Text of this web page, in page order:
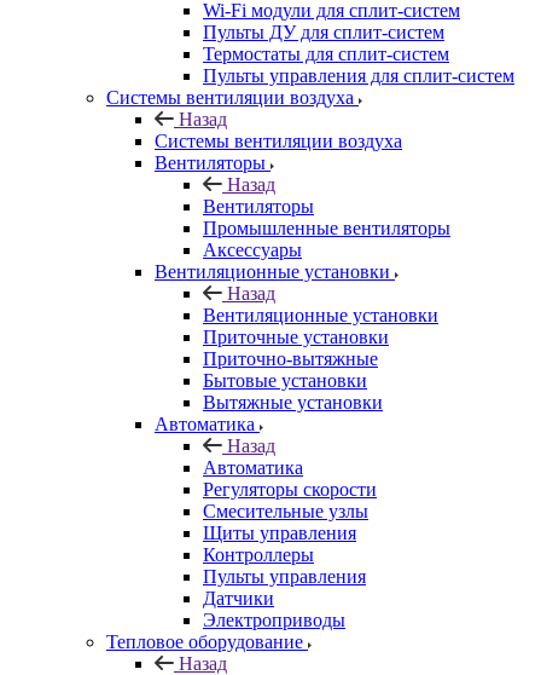
Wi-Fi модули для сплит-систем
Пульты ДУ для сплит-систем
Термостаты для сплит-систем
Пульты управления для сплит-систем
Системы вентиляции воздуха
Назад
Системы вентиляции воздуха
Вентиляторы
Назад
Вентиляторы
Промышленные вентиляторы
Аксессуары
Вентиляционные установки
Назад
Вентиляционные установки
Приточные установки
Приточно-вытяжные
Бытовые установки
Вытяжные установки
Автоматика
Назад
Автоматика
Регуляторы скорости
Смесительные узлы
Щиты управления
Контроллеры
Пульты управления
Датчики
Электроприводы
Тепловое оборудование
Назад